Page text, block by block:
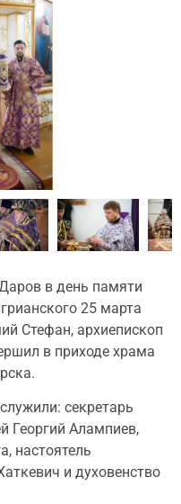
в день памяти
25 марта
Стефан, архиепископ
в приходе храма
секретарь
Георгий Алампиев,
настоятель
и духовенство